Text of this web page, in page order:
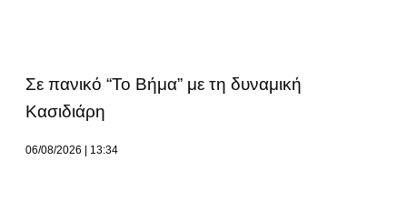
Σε πανικό “Το Βήμα” με τη δυναμική
Κασιδιάρη
06/08/2026 13:34